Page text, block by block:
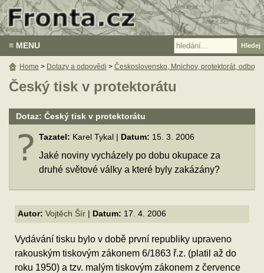
≡ MENU
Český tisk v protektorátu
Dotaz: Český tisk v protektorátu
Tazatel: Karel Tykal | Datum: 15. 3. 2006
Jaké noviny vycházely po dobu okupace za
druhé světové války a které byly zakázány?
Autor: Vojtěch Šír Datum: 17. 4. 2006
Vydávání tisku bylo v době první republiky upraveno
rakouským tiskovým zákonem 6/1863 ř.z. (platil až do
roku 1950) a tzv. malým tiskovým zákonem z července
Home > Dotazy a odpovědi > Československo, Mnichov, protektorát, odboj